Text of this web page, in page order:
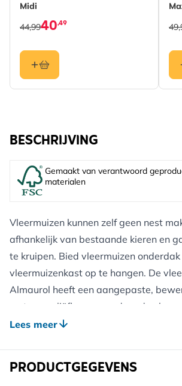
Midi
40,49
44,99
BESCHRIJVING
Gemaakt van verantwoord
materialen
Vleermuizen kunnen zelf geen nest
afhankelijk van bestaande kieren en
te kruipen. Bied vleermuizen
vleermuizenkast op te hangen. De
Almaurol heeft een aangepaste,
met een reliëflaag waardoor de
makkelijk binnen komen. Het hout van
Lees meer
PRODUCTGEGEVENS